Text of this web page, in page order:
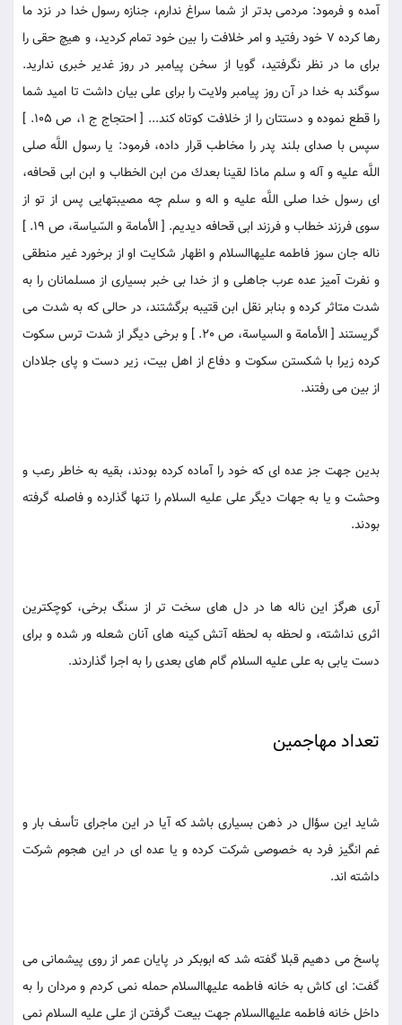
آمده و فرمود: مردمى بدتر از شما سراغ ندارم، جنازه رسول خدا در نزد ما
رها كرده 7 خود رفتيد و امر خلافت را بين خود تمام كرديد، و هيچ حقى را
براى ما در نظر نگرفتيد، گويا از سخن پيامبر در روز غدير خبرى نداريد.
سوگند به خدا در آن روز پيامبر ولايت را براى على بيان داشت تا اميد شما
را قطع نموده و دستتان را از خلافت كوتاه كند... [ احتجاج ج 1، ص 105. ]
سپس با صداى بلند پدر را مخاطب قرار داده، فرمود: يا رسول اللَّه صلى
اللَّه عليه و آله و سلم ماذا لقينا بعدك من ابن الخطاب و ابن ابى قحافه،
اى رسول خدا صلى اللَّه عليه و اله و سلم چه مصيبتهايى پس از تو از
سوى فرزند خطاب و فرزند ابى قحافه ديديم. [ الأمامة و السّياسة، ص 19. ]
ناله جان سوز فاطمه عليهاالسلام و اظهار شكايت او از برخورد غير منطقى
و نفرت آميز عده عرب جاهلى و از خدا بى خبر بسيارى از مسلمانان را به
شدت متاثر كرده و بنابر نقل ابن قتيبه برگشتند، در حالى كه به شدت مى
گريستند [ الأمامة و السياسة، ص 20. ] و برخى ديگر از شدت ترس سكوت
كرده زيرا با شكستن سكوت و دفاع از اهل بيت، زير دست و پاى جلادان
از بين مى رفتند.
بدين جهت جز عده اى كه خود را آماده كرده بودند، بقيه به خاطر رعب و
وحشت و يا به جهات ديگر على عليه السلام را تنها گذارده و فاصله گرفته
بودند.
آرى هرگز اين ناله ها در دل هاى سخت تر از سنگ برخى، كوچكترين
اثرى نداشته، و لحظه به لحظه آتش كينه هاى آنان شعله ور شده و براى
دست يابى به على عليه السلام گام هاى بعدى را به اجرا گذاردند.
تعداد مهاجمين
شايد اين سؤال در ذهن بسيارى باشد كه آيا در اين ماجراى تأسف بار و
غم انگيز فرد به خصوصى شركت كرده و يا عده اى در اين هجوم شركت
داشته اند.
پاسخ مى دهيم قبلا گفته شد كه ابوبكر در پايان عمر از روى پيشمانى مى
گفت: اى كاش به خانه فاطمه عليهاالسلام حمله نمى كردم و مردان را به
داخل خانه فاطمه عليهاالسلام جهت بيعت گرفتن از على عليه السلام نمى